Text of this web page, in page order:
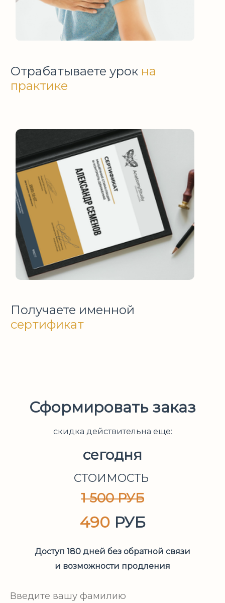
Отрабатываете урок на
практике
Получаете именной
сертификат
Сформировать заказ
скидка действительна еще:
сегодня
СТОИМОСТЬ
1 500 РУБ
490РУБ
Доступ 180 дней без обратной связи
и возможности продления